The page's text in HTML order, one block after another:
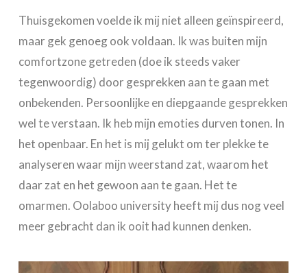
Thuisgekomen voelde ik mij niet alleen geïnspireerd,
maar gek genoeg ook voldaan. Ik was buiten mijn
comfortzone getreden (doe ik steeds vaker
tegenwoordig) door gesprekken aan te gaan met
onbekenden. Persoonlijke en diepgaande gesprekken
wel te verstaan. Ik heb mijn emoties durven tonen. In
het openbaar. En het is mij gelukt om ter plekke te
analyseren waar mijn weerstand zat, waarom het
daar zat en het gewoon aan te gaan. Het te
omarmen. Oolaboo university heeft mij dus nog veel
meer gebracht dan ik ooit had kunnen denken.